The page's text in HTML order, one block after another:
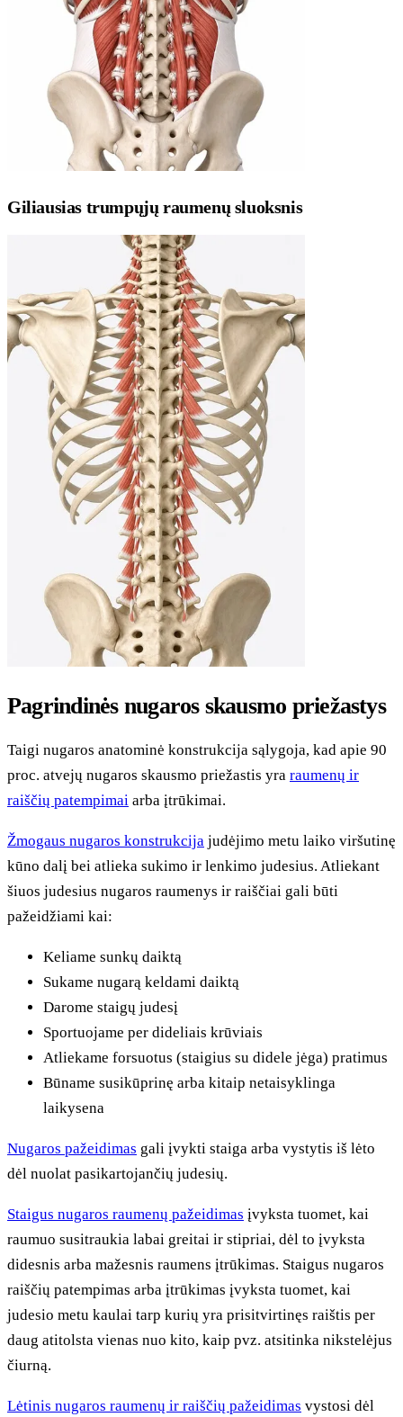
Giliausias trumpųjų raumenų sluoksnis
Pagrindinės nugaros skausmo priežastys
Taigi nugaros anatominė konstrukcija sąlygoja, kad apie 90
proc. atvejų nugaros skausmo priežastis yra raumenų ir
raiščių patempimai arba įtrūkimai.
Žmogaus nugaros konstrukcija judėjimo metu laiko viršutinę
kūno dalį bei atlieka sukimo ir lenkimo judesius. Atliekant
šiuos judesius nugaros raumenys ir raiščiai gali būti
pažeidžiami kai:
Keliame sunkų daiktą
Sukame nugarą keldami daiktą
Darome staigų judesį
Sportuojame per dideliais krūviais
Atliekame forsuotus (staigius su didele jėga) pratimus
Būname susikūprinę arba kitaip netaisyklinga
laikysena
Nugaros pažeidimas gali įvykti staiga arba vystytis iš lėto
dėl nuolat pasikartojančių judesių.
Staigus nugaros raumenų pažeidimas įvyksta tuomet, kai
raumuo susitraukia labai greitai ir stipriai, dėl to įvyksta
didesnis arba mažesnis raumens įtrūkimas. Staigus nugaros
raiščių patempimas arba įtrūkimas įvyksta tuomet, kai
judesio metu kaulai tarp kurių yra prisitvirtinęs raištis per
daug atitolsta vienas nuo kito, kaip pvz. atsitinka nikstelėjus
čiurną.
Lėtinis nugaros raumenų ir raiščių pažeidimas vystosi dėl